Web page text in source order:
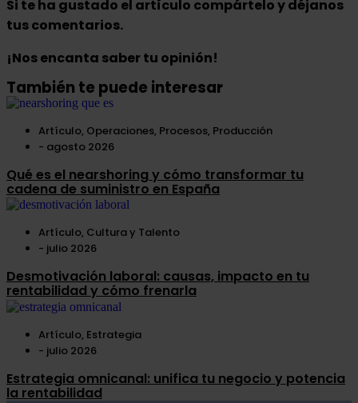
Si te ha gustado el artículo compártelo y déjanos
tus comentarios.
¡Nos encanta saber tu opinión!
También te puede interesar
Artículo, Operaciones, Procesos, Producción
- agosto 2026
Qué es el nearshoring y cómo transformar tu
cadena de suministro en España
Artículo, Cultura y Talento
- julio 2026
Desmotivación laboral: causas, impacto en tu
rentabilidad y cómo frenarla
Artículo, Estrategia
- julio 2026
Estrategia omnicanal: unifica tu negocio y potencia
la rentabilidad